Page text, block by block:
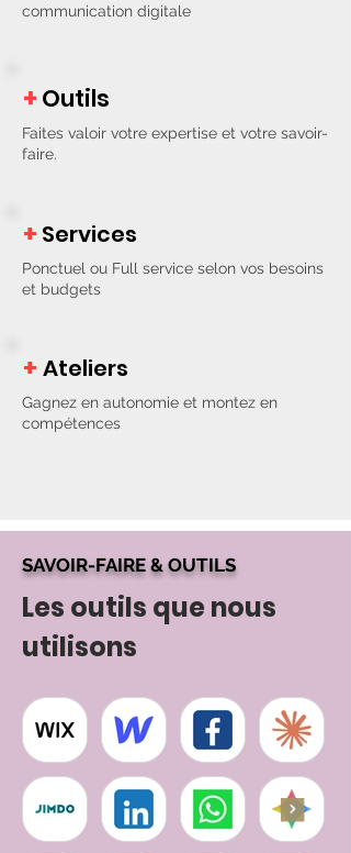
communication digitale
+ Outils
Faites valoir votre expertise et votre savoir-
faire.
+ Services
Ponctuel ou Full service selon vos besoins
et budgets
+ Ateliers
Gagnez en autonomie et montez en
compétences
SAVOIR-FAIRE & OUTILS
Les outils que nous
utilisons